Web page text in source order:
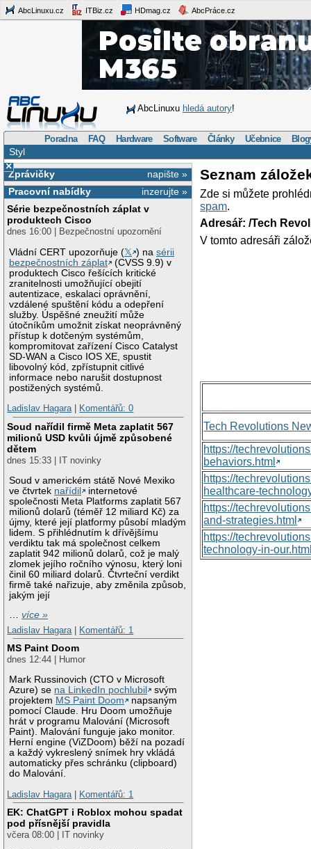
AbcLinuxu.cz ITBiz.cz HDmag.cz AbcPráce.cz
AbcLinuxu hledá autory!
Poradna FAQ Hardware Software Články Učebnice
Styl
×
napište »
Zprávičky
inzerujte »
Pracovní nabídky
Série bezpečnostních záplat v
produktech Cisco
dnes 16:00 | Bezpečnostní upozornění
Vládní CERT upozorňuje (𝕏 ) nasérii
bezpečnostních záplat
(CVSS 9.9) v
produktech Cisco řešících kritické
zranitelnosti umožňující obejití
autentizace, eskalaci oprávnění,
vzdálené spuštění kódu a odepření
služby. Úspěšné zneužití může
útočníkům umožnit získat neoprávněný
přístup k dotčeným systémům,
kompromitovat zařízení Cisco Catalyst
SD-WAN a Cisco IOS XE, spustit
libovolný kód, zpřístupnit citlivé
informace nebo narušit dostupnost
postižených systémů.
Ladislav Hagara| Komentářů: 0
Soud nařídil firmě Meta zaplatit 567
milionů USD kvůli újmě způsobené
dětem
dnes 15:33 | IT novinky
Soud v americkém státě Nové Mexiko
ve čtvrtek nařídil
internetové
společnosti Meta Platforms zaplatit 567
milionů dolarů (téměř 12 miliard Kč) za
újmy, které její platformy působí mladým
lidem. S přihlédnutím k dřívějšímu
verdiktu tak má společnost celkem
zaplatit 942 milionů dolarů, což je malý
zlomek jejího ročního výnosu, který loni
činil 60 miliard dolarů. Čtvrteční verdikt
firmě také nařizuje, aby změnila způsob,
jakým její
…více »
Ladislav Hagara
Komentářů: 1
MS Paint Doom
dnes 12:44 | Humor
Mark Russinovich (CTO v Microsoft
Azure) se na LinkedIn pochlubil
svým
projektem MS Paint Doom
napsaným
pomocí Claude. Hru Doom umožňuje
hrát v programu Malování (Microsoft
Paint). Malování funguje jako monitor.
Herní engine (ViZDoom) běží na pozadí
a každý vykreslený snímek hry vkládá
automaticky přes schránku (clipboard)
do Malování.
Ladislav Hagara
Komentářů: 1
EK: ChatGPT i Roblox mohou spadat
pod přísnější pravidla
včera 08:00 | IT novinky
Seznam
Zde si můžete
spam.
Adresář: /Tech
V tomto adresáři
Tech Revolutions
https://
behaviors.html
https://
healthcare-
https://
and-strategies.html
https://
technology-in-